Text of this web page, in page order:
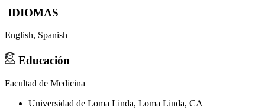
IDIOMAS
English, Spanish
Educación
Facultad de Medicina
Universidad de Loma Linda, Loma Linda, CA